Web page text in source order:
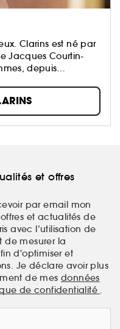
Clarins est né par
Jacques Courtin-
depuis
à Paris en 1954.
haut de
et offres
par email mon
et actualités de
avec l’utilisation de
de mesurer la
d'optimiser et
Je déclare avoir plus
de mes données
de confidentialité .